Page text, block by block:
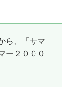
ら、「サマ
ー２０００